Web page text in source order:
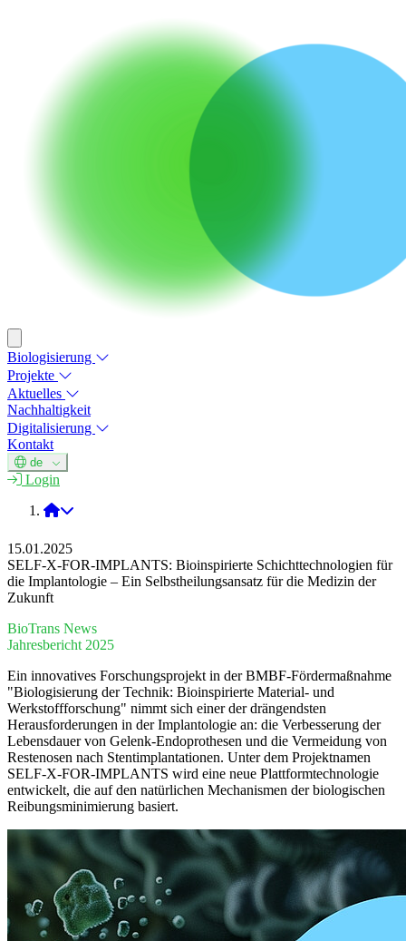
Biologisierung
Projekte
Aktuelles
Nachhaltigkeit
Digitalisierung
Kontakt
de
Login
Biologisierung der Technik
15.01.2025
SELF-X-FOR-IMPLANTS: Bioinspirierte Schichttechnologien für
die Implantologie – Ein Selbstheilungsansatz für die Medizin der
Zukunft
BioTrans News
Jahresbericht 2025
Ein innovatives Forschungsprojekt in der BMBF-Fördermaßnahme
"Biologisierung der Technik: Bioinspirierte Material- und
Werkstoffforschung" nimmt sich einer der drängendsten
Herausforderungen in der Implantologie an: die Verbesserung der
Lebensdauer von Gelenk-Endoprothesen und die Vermeidung von
Restenosen nach Stentimplantationen. Unter dem Projektnamen
SELF-X-FOR-IMPLANTS wird eine neue Plattformtechnologie
entwickelt, die auf den natürlichen Mechanismen der biologischen
Reibungsminimierung basiert.